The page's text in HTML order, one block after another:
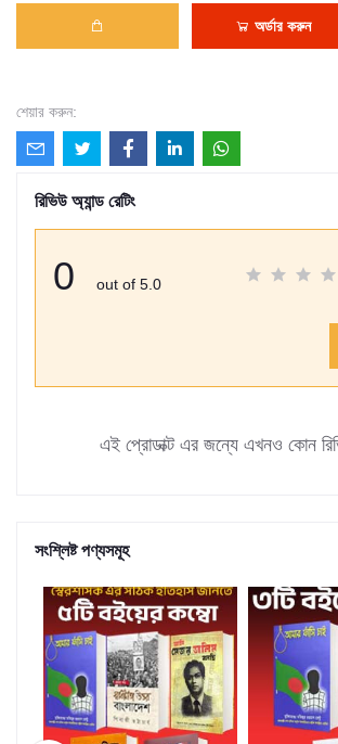
অর্ডার করুন
শেয়ার করুন:
রিভিউ অ্যান্ড রেটিং
0 out of 5.0
এই প্রোডাক্ট এর জন্যে এখনও কোন
সংশ্লিষ্ট পণ্যসমূহ